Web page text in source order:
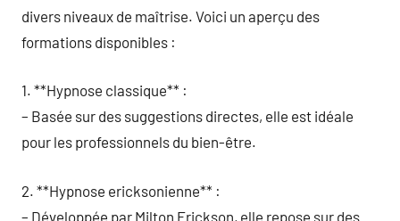
divers niveaux de maîtrise. Voici un aperçu des
formations disponibles :
1. **Hypnose classique** :
– Basée sur des suggestions directes, elle est idéale
pour les professionnels du bien-être.
2. **Hypnose ericksonienne** :
– Développée par Milton Erickson, elle repose sur des